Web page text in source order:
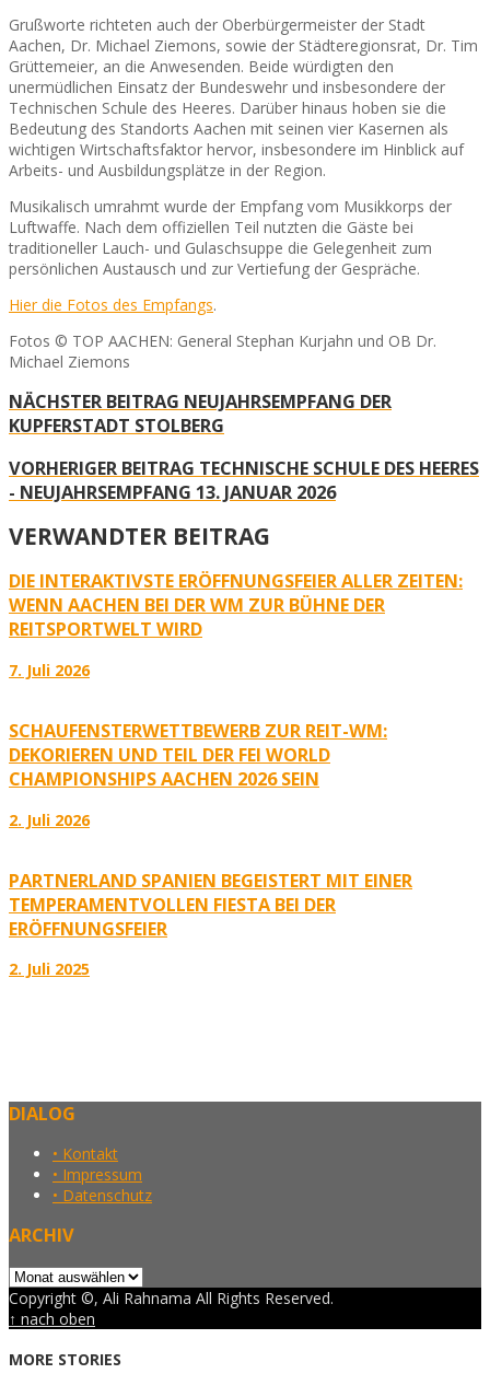
Grußworte richteten auch der Oberbürgermeister der Stadt
Aachen, Dr. Michael Ziemons, sowie der Städteregionsrat, Dr. Tim
Grüttemeier, an die Anwesenden. Beide würdigten den
unermüdlichen Einsatz der Bundeswehr und insbesondere der
Technischen Schule des Heeres. Darüber hinaus hoben sie die
Bedeutung des Standorts Aachen mit seinen vier Kasernen als
wichtigen Wirtschaftsfaktor hervor, insbesondere im Hinblick auf
Arbeits- und Ausbildungsplätze in der Region.
Musikalisch umrahmt wurde der Empfang vom Musikkorps der
Luftwaffe. Nach dem offiziellen Teil nutzten die Gäste bei
traditioneller Lauch- und Gulaschsuppe die Gelegenheit zum
persönlichen Austausch und zur Vertiefung der Gespräche.
Hier die Fotos des Empfangs.
Fotos © TOP AACHEN: General Stephan Kurjahn und OB Dr.
Michael Ziemons
NÄCHSTER BEITRAG NEUJAHRSEMPFANG DER
KUPFERSTADT STOLBERG
VORHERIGER BEITRAG TECHNISCHE SCHULE DES HEERES
- NEUJAHRSEMPFANG 13. JANUAR 2026
VERWANDTER BEITRAG
DIE INTERAKTIVSTE ERÖFFNUNGSFEIER ALLER ZEITEN:
WENN AACHEN BEI DER WM ZUR BÜHNE DER
REITSPORTWELT WIRD
7. Juli 2026
SCHAUFENSTERWETTBEWERB ZUR REIT-WM:
DEKORIEREN UND TEIL DER FEI WORLD
CHAMPIONSHIPS AACHEN 2026 SEIN
2. Juli 2026
PARTNERLAND SPANIEN BEGEISTERT MIT EINER
TEMPERAMENTVOLLEN FIESTA BEI DER
ERÖFFNUNGSFEIER
2. Juli 2025
DIALOG
• Kontakt
• Impressum
• Datenschutz
ARCHIV
Archiv
Copyright ©, Ali Rahnama All Rights Reserved.
↑ nach oben
MORE STORIES